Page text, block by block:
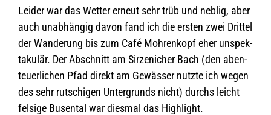
Lei­der war das Wet­ter erneut sehr trüb und neb­lig, aber
auch unab­hän­gig davon fand ich die ers­ten zwei Drit­tel
der Wan­de­rung bis zum Café Moh­ren­kopf eher unspek­
ta­ku­lär. Der Abschnitt am Sir­ze­ni­cher Bach (den aben­
teu­er­li­chen Pfad direkt am Gewäs­ser nutzte ich wegen
des sehr rut­schi­gen Unter­grunds nicht) durchs leicht
fel­sige Busen­tal war dies­mal das Highlight.